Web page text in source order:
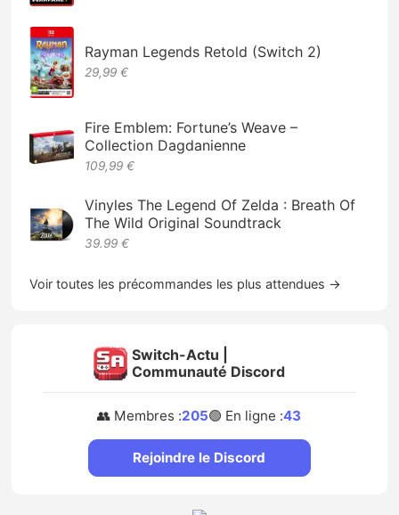
Rayman Legends Retold (Switch 2)
29,99 €
Fire Emblem: Fortune’s Weave –
Collection Dagdanienne
109,99 €
Vinyles The Legend Of Zelda : Breath Of
The Wild Original Soundtrack
39.99 €
Voir toutes les précommandes les plus attendues →
Switch-Actu |
Communauté Discord
👥 Membres :205🟢 En ligne :43
Rejoindre le Discord